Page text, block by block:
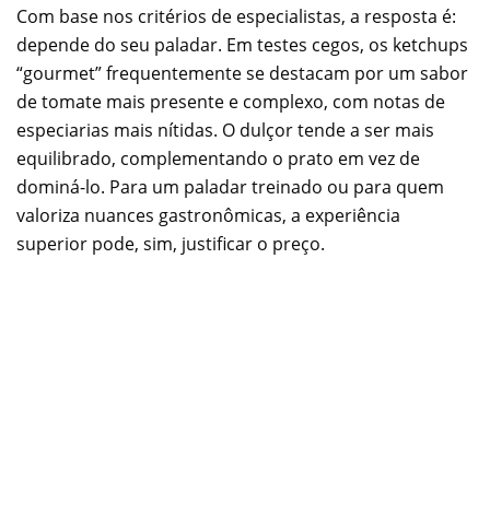
Com base nos critérios de especialistas, a resposta é:
depende do seu paladar. Em testes cegos, os ketchups
“gourmet” frequentemente se destacam por um sabor
de tomate mais presente e complexo, com notas de
especiarias mais nítidas. O dulçor tende a ser mais
equilibrado, complementando o prato em vez de
dominá-lo. Para um paladar treinado ou para quem
valoriza nuances gastronômicas, a experiência
superior pode, sim, justificar o preço.